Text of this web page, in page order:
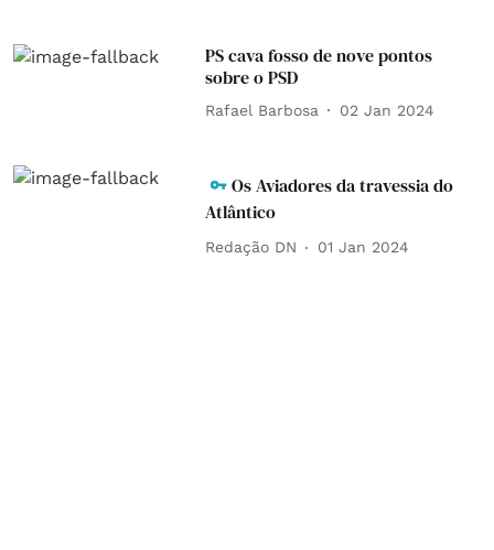
PS cava fosso de nove pontos
sobre o PSD
Rafael Barbosa 02 Jan 2024
Os Aviadores da travessia do
Atlântico
Redação DN 01 Jan 2024